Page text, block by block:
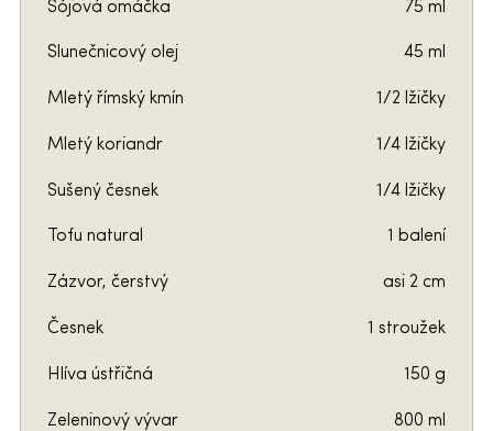
Sójová omáčka 75 ml
Slunečnicový olej 45 ml
Mletý římský kmín 1/2 lžičky
Mletý koriandr 1/4 lžičky
Sušený česnek 1/4 lžičky
Tofu natural 1 balení
Zázvor, čerstvý asi 2 cm
Česnek 1 stroužek
Hlíva ústřičná 150 g
Zeleninový vývar 800 ml